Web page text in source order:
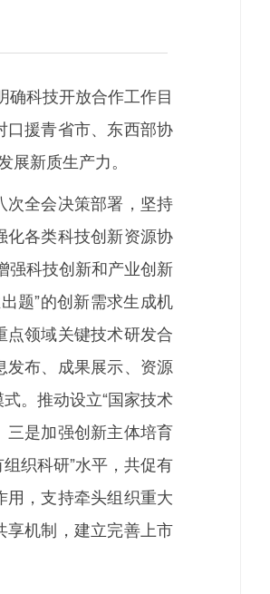
科技开放合作工作目
口援青省市、东西部协
新质生产力。
全会决策部署，坚持
化各类科技创新资源协
强科技创新和产业创新
题”的创新需求生成机
领域关键技术研发合
发布、成果展示、资源
。推动设立“国家技术
三是加强创新主体培育
织科研”水平，共促有
，支持牵头组织重大
享机制，建立完善上市